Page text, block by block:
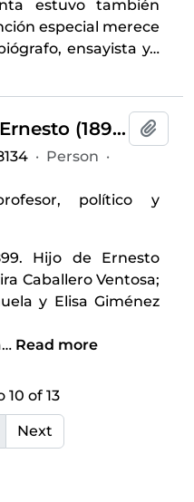
estuvo también
especial merece
ensayista y…
Giménez Caballero, Ernesto (1899-1988)
· Person ·
político y
Hijo de Ernesto
Caballero Ventosa;
y Elisa Giménez
… Read more
10 of 13
Next